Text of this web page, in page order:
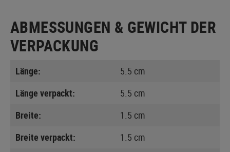
ABMESSUNGEN & GEWICHT DER
VERPACKUNG
Länge:
5.5 cm
Länge verpackt:
5.5 cm
Breite:
1.5 cm
Breite verpackt:
1.5 cm